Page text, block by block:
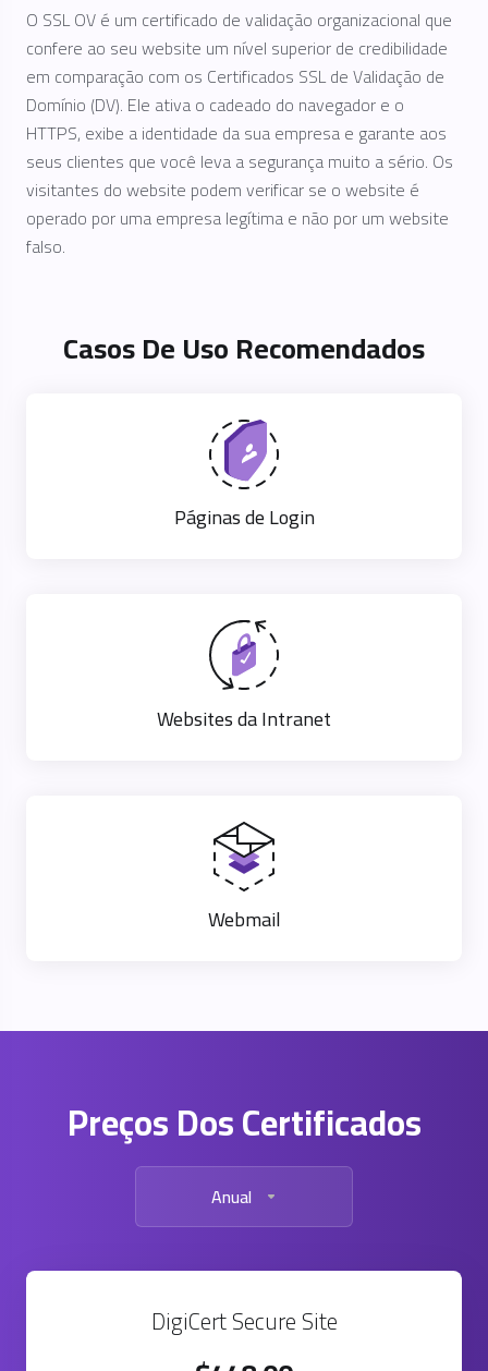
O SSL OV é um certificado de validação organizacional que
confere ao seu website um nível superior de credibilidade
em comparação com os Certificados SSL de Validação de
Domínio (DV). Ele ativa o cadeado do navegador e o
HTTPS, exibe a identidade da sua empresa e garante aos
seus clientes que você leva a segurança muito a sério. Os
visitantes do website podem verificar se o website é
operado por uma empresa legítima e não por um website
falso.
Casos De Uso Recomendados
Páginas de Login
Websites da Intranet
Webmail
Preços Dos Certificados
Anual
DigiCert Secure Site